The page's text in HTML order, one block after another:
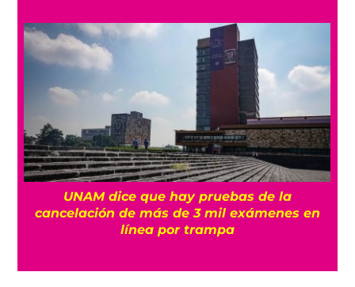
UNAM dice que hay pruebas de la
cancelación de más de 3 mil exámenes en
línea por trampa